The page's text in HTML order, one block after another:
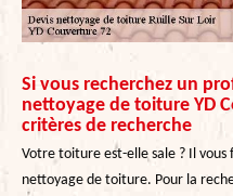
Si vous recherchez un
nettoyage de toiture YD
critères de recherche
Votre toiture est-elle sale ? Il
nettoyage de toiture. Pour la